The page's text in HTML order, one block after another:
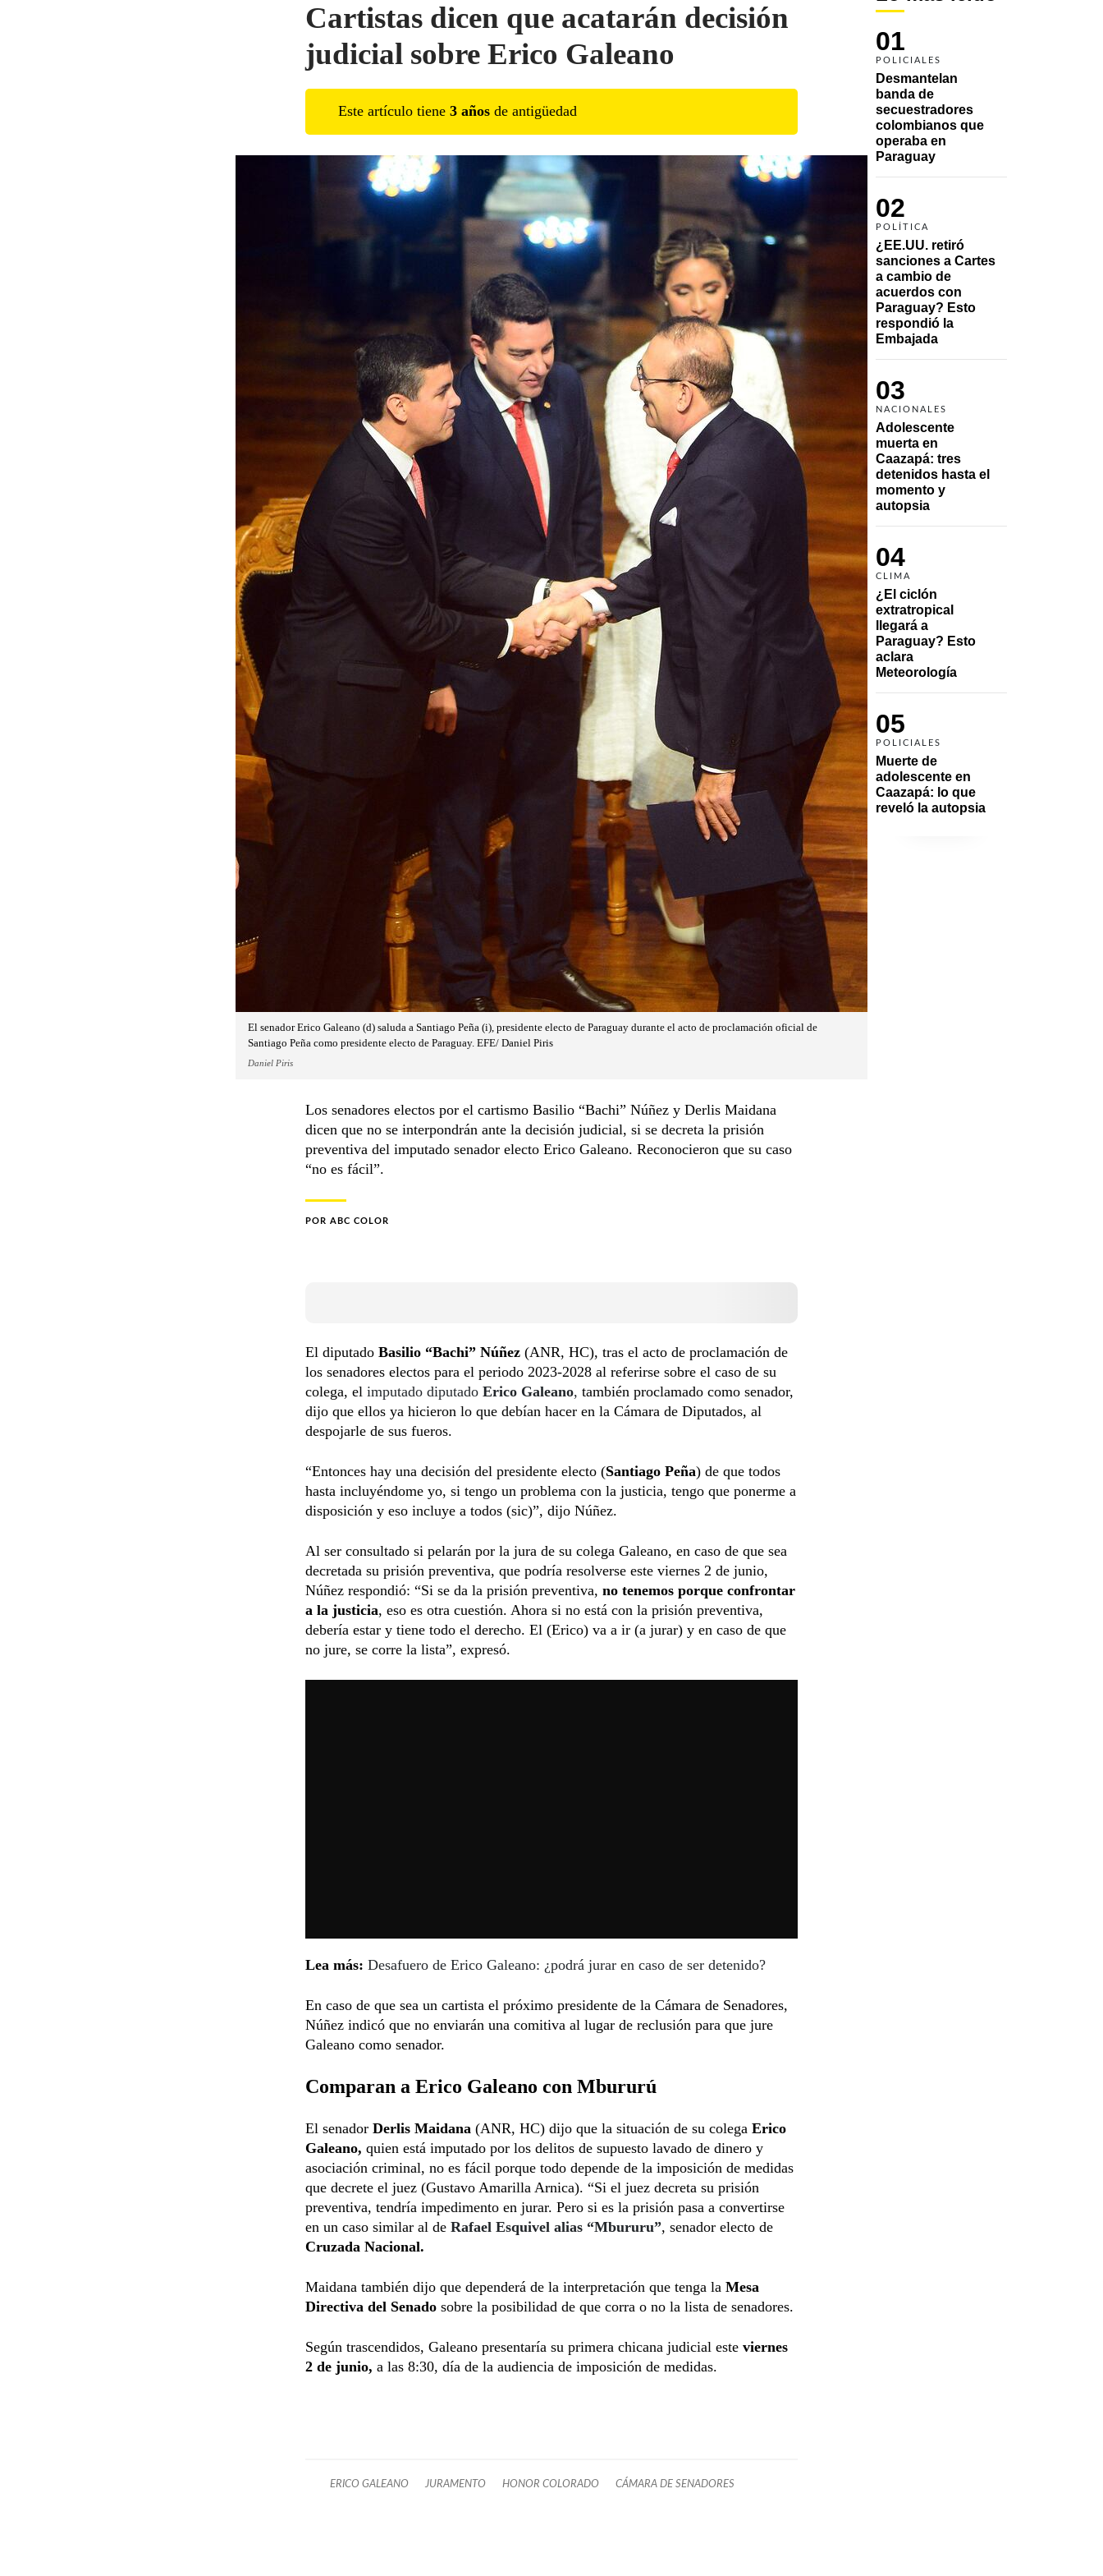
01
POLICIALES
Desmantelan
banda de
secuestradores
colombianos que
operaba en
Paraguay
02
POLÍTICA
¿EE.UU. retiró
sanciones a Cartes
a cambio de
acuerdos con
Paraguay? Esto
respondió la
Embajada
03
NACIONALES
Adolescente
muerta en
Caazapá: tres
detenidos hasta el
momento y
autopsia
04
CLIMA
¿El ciclón
extratropical
llegará a
Paraguay? Esto
aclara
Meteorología
05
POLICIALES
Muerte de
adolescente en
Caazapá: lo que
reveló la autopsia
Cartistas dicen que acatarán decisión
judicial sobre Erico Galeano
Este artículo tiene 3 años de antigüedad
El senador Erico Galeano (d) saluda a Santiago Peña (i), presidente electo de Paraguay durante el acto de proclamación oficial de
Santiago Peña como presidente electo de Paraguay. EFE/ Daniel Piris
Daniel Piris
Los senadores electos por el cartismo Basilio “Bachi” Núñez y Derlis Maidana
dicen que no se interpondrán ante la decisión judicial, si se decreta la prisión
preventiva del imputado senador electo Erico Galeano. Reconocieron que su caso
“no es fácil”.
POR ABC COLOR
El diputado Basilio “Bachi” Núñez (ANR, HC), tras el acto de proclamación de
los senadores electos para el periodo 2023-2028 al referirse sobre el caso de su
colega, el imputado diputado Erico Galeano, también proclamado como senador,
dijo que ellos ya hicieron lo que debían hacer en la Cámara de Diputados, al
despojarle de sus fueros.
“Entonces hay una decisión del presidente electo (Santiago Peña) de que todos
hasta incluyéndome yo, si tengo un problema con la justicia, tengo que ponerme a
disposición y eso incluye a todos (sic)”, dijo Núñez.
Al ser consultado si pelarán por la jura de su colega Galeano, en caso de que sea
decretada su prisión preventiva, que podría resolverse este viernes 2 de junio,
Núñez respondió: “Si se da la prisión preventiva, no tenemos porque confrontar
a la justicia, eso es otra cuestión. Ahora si no está con la prisión preventiva,
debería estar y tiene todo el derecho. El (Erico) va a ir (a jurar) y en caso de que
no jure, se corre la lista”, expresó.
Lea más: Desafuero de Erico Galeano: ¿podrá jurar en caso de ser detenido?
En caso de que sea un cartista el próximo presidente de la Cámara de Senadores,
Núñez indicó que no enviarán una comitiva al lugar de reclusión para que jure
Galeano como senador.
Comparan a Erico Galeano con Mbururú
El senador Derlis Maidana (ANR, HC) dijo que la situación de su colega Erico
Galeano, quien está imputado por los delitos de supuesto lavado de dinero y
asociación criminal, no es fácil porque todo depende de la imposición de medidas
que decrete el juez (Gustavo Amarilla Arnica). “Si el juez decreta su prisión
preventiva, tendría impedimento en jurar. Pero si es la prisión pasa a convertirse
en un caso similar al de Rafael Esquivel alias “Mbururu”, senador electo de
Cruzada Nacional.
Maidana también dijo que dependerá de la interpretación que tenga la Mesa
Directiva del Senado sobre la posibilidad de que corra o no la lista de senadores.
Según trascendidos, Galeano presentaría su primera chicana judicial este viernes
2 de junio, a las 8:30, día de la audiencia de imposición de medidas.
ERICO GALEANO JURAMENTO HONOR COLORADO CÁMARA DE SENADORES